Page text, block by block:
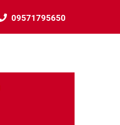
09571795650